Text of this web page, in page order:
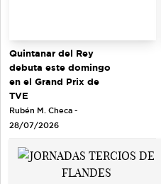
Quintanar del Rey
debuta este domingo
en el Grand Prix de
TVE
Rubén M. Checa -
28/07/2026